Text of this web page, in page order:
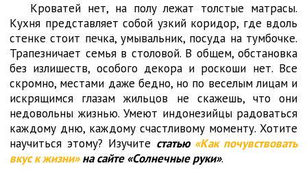
Кроватей нет, на полу лежат толстые матрасы.
Кухня представляет собой узкий коридор, где вдоль
стенке стоит печка, умывальник, посуда на тумбочке.
Трапезничает семья в столовой. В общем, обстановка
без излишеств, особого декора и роскоши нет. Все
скромно, местами даже бедно, но по веселым лицам и
искрящимся глазам жильцов не скажешь, что они
недовольны жизнью. Умеют индонезийцы радоваться
каждому дню, каждому счастливому моменту. Хотите
научиться этому? Изучите статью «Как почувствовать
вкус к жизни»на сайте «Солнечные руки».